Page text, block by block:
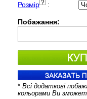
Розмір
:
Побажання:
* Всі додаткові
кольорами Ви